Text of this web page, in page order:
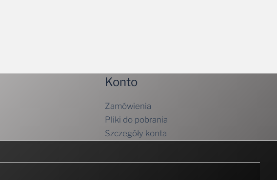
Konto
Zamówienia
Pliki do pobrania
Szczegóły konta